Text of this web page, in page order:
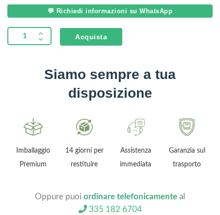
💬 Richiedi informazioni su WhatsApp
Acquista
Siamo sempre a tua
disposizione
Imballaggio
Premium
14 giorni per
restituire
Assistenza
immediata
Garanzia sul
trasporto
Oppure puoi ordinare telefonicamente al
335 182 6704